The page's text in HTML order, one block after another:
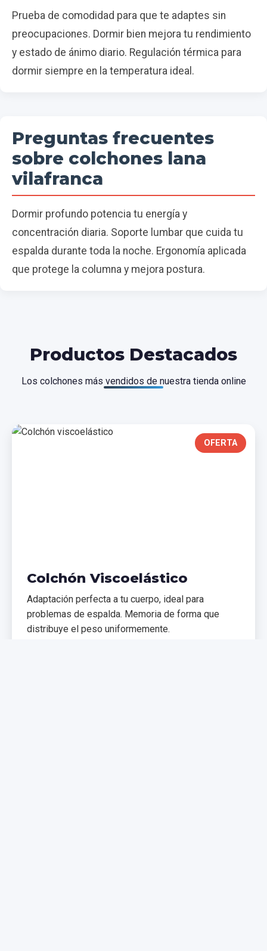
Prueba de comodidad para que te adaptes sin
preocupaciones. Dormir bien mejora tu rendimiento
y estado de ánimo diario. Regulación térmica para
dormir siempre en la temperatura ideal.
Preguntas frecuentes
sobre colchones lana
vilafranca
Dormir profundo potencia tu energía y
concentración diaria. Soporte lumbar que cuida tu
espalda durante toda la noche. Ergonomía aplicada
que protege la columna y mejora postura.
Productos Destacados
Los colchones más vendidos de nuestra tienda online
OFERTA
Colchón Viscoelástico
Adaptación perfecta a tu cuerpo, ideal para
problemas de espalda. Memoria de forma que
distribuye el peso uniformemente.